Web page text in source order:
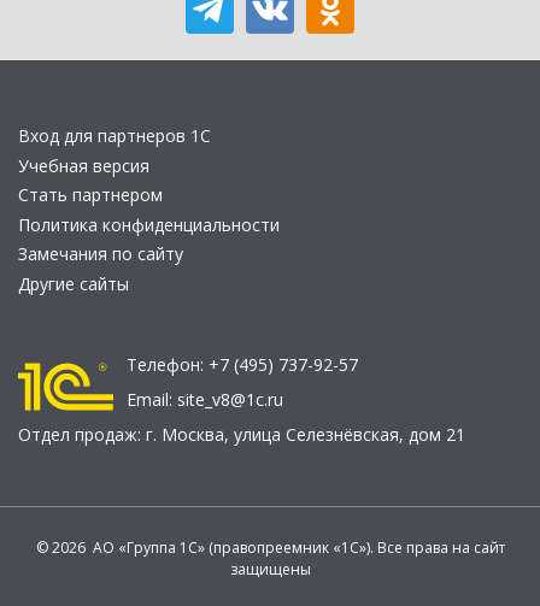
Вход для партнеров 1С
Учебная версия
Стать партнером
Политика конфиденциальности
Замечания по сайту
Другие сайты
Телефон: +7 (495) 737-92-57
Email: site_v8@1c.ru
Отдел продаж: г. Москва, улица Селезнёвская, дом 21
© 2026 АО «Группа 1С» (правопреемник «1С»). Все права на сайт
защищены